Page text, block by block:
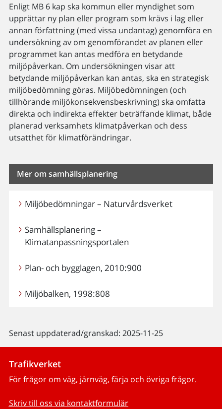
Enligt MB 6 kap ska kommun eller myndighet som
upprättar ny plan eller program som krävs i lag eller
annan författning (med vissa undantag) genomföra en
undersökning av om genomförandet av planen eller
programmet kan antas medföra en betydande
miljöpåverkan. Om undersökningen visar att
betydande miljöpåverkan kan antas, ska en strategisk
miljöbedömning göras. Miljöbedömningen (och
tillhörande miljökonsekvensbeskrivning) ska omfatta
direkta och indirekta effekter beträffande klimat, både
planerad verksamhets klimatpåverkan och dess
utsatthet för klimatförändringar.
Mer om samhällsplanering
Miljöbedömningar – Naturvårdsverket
Samhällsplanering –
Klimatanpassningsportalen
Plan- och bygglagen, 2010:900
Miljöbalken, 1998:808
Senast uppdaterad/granskad: 2025-11-25
Trafikverket
För frågor om väg, järnväg, färja och övriga frågor.
Skriv till oss via kontaktformulär